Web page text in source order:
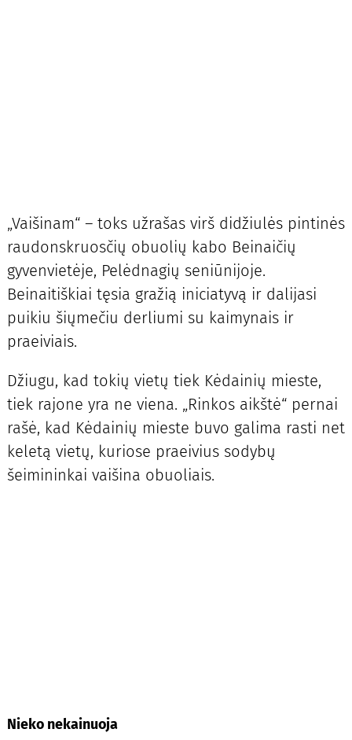
„Vaišinam“ – toks užrašas virš didžiulės pintinės
raudonskruosčių obuolių kabo Beinaičių
gyvenvietėje, Pelėdnagių seniūnijoje.
Beinaitiškiai tęsia gražią iniciatyvą ir dalijasi
puikiu šiųmečiu derliumi su kaimynais ir
praeiviais.
Džiugu, kad tokių vietų tiek Kėdainių mieste,
tiek rajone yra ne viena. „Rinkos aikštė“ pernai
rašė, kad Kėdainių mieste buvo galima rasti net
keletą vietų, kuriose praeivius sodybų
šeimininkai vaišina obuoliais.
Nieko nekainuoja